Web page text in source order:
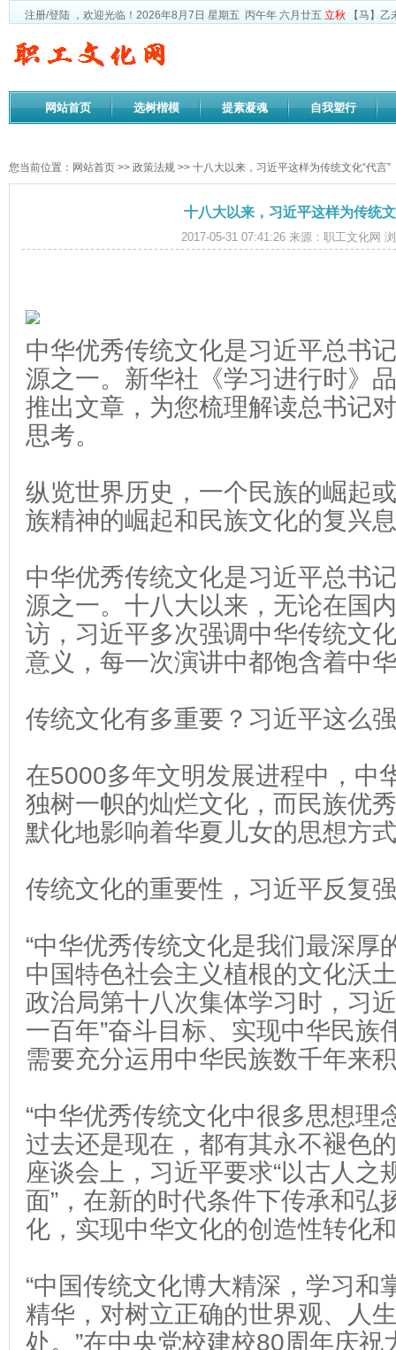
注册/登陆 ，欢迎光临！ 2026年8月7日 星期五 丙午年 六月廿五 立秋 【马】
网站首页 选树楷模 提素凝魂 自我塑行
您当前位置： 网站首页 >> 政策法规 >> 十八大以来，习近平这样为传统文化“代言”
十八大以来，习近平这样为传统
2017-05-31 07:41:26 来源：职工文化网
中华优秀传统文化是习近平总书
源之一。新华社《学习进行时》
推出文章，为您梳理解读总书记
思考。
纵览世界历史，一个民族的崛起
族精神的崛起和民族文化的复兴
中华优秀传统文化是习近平总书
源之一。十八大以来，无论在国
访，习近平多次强调中华传统文
意义，每一次演讲中都饱含着中
传统文化有多重要？习近平这么
在5000多年文明发展进程中，中
独树一帜的灿烂文化，而民族优
默化地影响着华夏儿女的思想方
传统文化的重要性，习近平反复
“中华优秀传统文化是我们最深厚
中国特色社会主义植根的文化沃
政治局第十八次集体学习时，习
一百年”奋斗目标、实现中华民族
需要充分运用中华民族数千年来
“中华优秀传统文化中很多思想理
过去还是现在，都有其永不褪色
座谈会上，习近平要求“以古人之
面”，在新的时代条件下传承和弘
化，实现中华文化的创造性转化
“中国传统文化博大精深，学习和
精华，对树立正确的世界观、人
处。”在中央党校建校80周年庆